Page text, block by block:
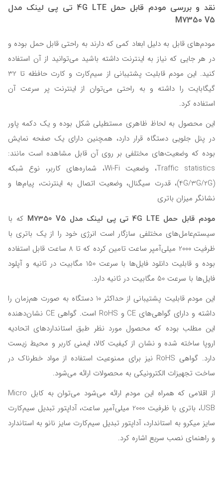
نقد و بررسی مودم قابل حمل 4G LTE تی پی لینک مدل
M7350 V5
مودم‌های قابل به دلیل ابعاد کمی که دارند به راحتی قابل حمل بوده و
در هر جایی که نیاز به اینترنت داشته باشید می‌توانید از آن استفاده
کنید. این مودم قابلیت پشتیبانی از سیم‌کارت و کارت حافظه تا 32
گیگابایت را داشته و به راحتی می‌توان از اینترنت پر سرعت آن
استفاده کرد.
این محصول به لحاظ ظاهری مستطیلی شکل بوده و یک دکمه پاور
در پنل جلویی دستگاه قرار دارد، همچنین دارای یک صفحه نمایش
بوده که وضعیت‌های مختلفی بر روی آن قابل مشاهده است مانند:
Traffic statistics، وضعیت Wi-Fi، شماره‌های کاربر، نوع شبکه
(4G/3G/2G)، قدرت سیگنال، وضعیت اتصال به اینترنت، پیام‌ها و
نشانگر میزان باتری
مودم قابل حمل 4G LTE تی پی لینک مدل M7350 V5
که با
سیستم‌عامل‌های مختلفی سازگار است انرژی خود را از یک باتری با
ظرفیت 2000 میلی‌آمپر ساعت تامین کرده که تا 8 ساعت قابل استفاده
بوده و قابلیت دانلود فایل‌ها با سرعت 150 مگابیت در ثانیه و آپلود
فایل‌ها با سرعت 50 مگابیت در ثانیه دارد.
این مودم قابلیت پشتیبانی از حداکثر 10 دستگاه به صورت هم‌زمان را
داشته و دارای گواهی‌های CE و RoHS است. گواهی CE نشان‌دهنده
این مطلب بوده که محصول مورد نظر طبق استانداردهای اتحادیه
اروپا ساخته شده و نشان از کیفیت کالا، ایمنی کاربر و محیط زیست
دارد. گواهی RoHS نیز برای ممنوعیت استفاده از مواد خطرناک در
ساخت تجهیزات الکترونیکی به محصولات ارائه می‌شود.
از اقلامی که همراه این مودم ارائه می‌شود می‌توان به کابل Micro
USB، باتری با ظرفیت 2000 میلی‌آمپر ساعت، آداپتور تبدیل سیم‌کارت
سایز میکرو به استاندارد، آداپتور تبدیل سیم‌کارت سایز نانو به استاندارد
و راهنمای نصب سریع اشاره کرد.